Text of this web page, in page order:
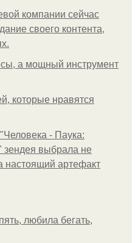
компании сейчас
своего контента,
а мощный инструмент
которые нравятся
- Паука:
выбрала не
настоящий артефакт
любила бегать,